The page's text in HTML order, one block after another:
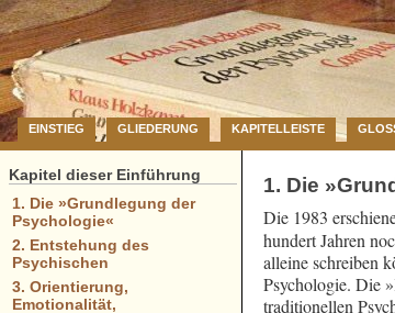
EINSTIEG GLIEDERUNG KAPITELLEISTE
1. Die
Die 1983
hundert Jahren
alleine schreiben
Psychologie. Die
traditionellen
Kapitel dieser Einführung
1. Die »Grundlegung der
Psychologie«
2. Entstehung des
Psychischen
3. Orientierung,
Emotionalität,